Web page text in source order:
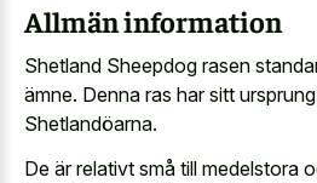
Allmän information
Shetland Sheepdog rasen
ämne. Denna ras har sitt
Shetlandöarna.
De är relativt små till medelstora